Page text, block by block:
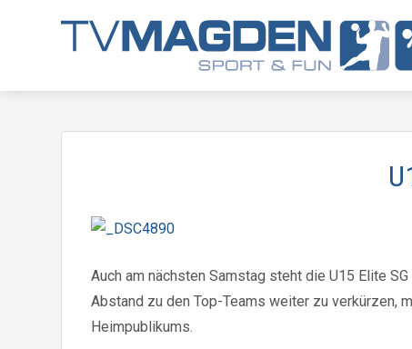
Auch am nächsten Samstag steht die U15 Elite
Abstand zu den Top-Teams weiter zu verkürzen,
Heimpublikums.